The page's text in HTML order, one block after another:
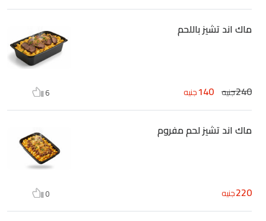
ماك اند تشيز باللحم
240جنيه 140جنيه 6
ماك اند تشيز لحم مفروم
220جنيه 0